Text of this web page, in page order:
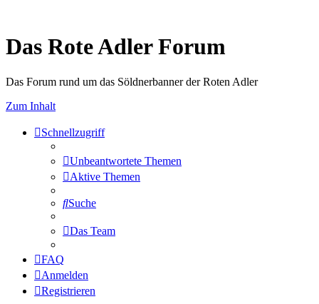
Das Rote Adler Forum
Das Forum rund um das Söldnerbanner der Roten Adler
Zum Inhalt
Schnellzugriff
Unbeantwortete Themen
Aktive Themen
Suche
Das Team
FAQ
Anmelden
Registrieren